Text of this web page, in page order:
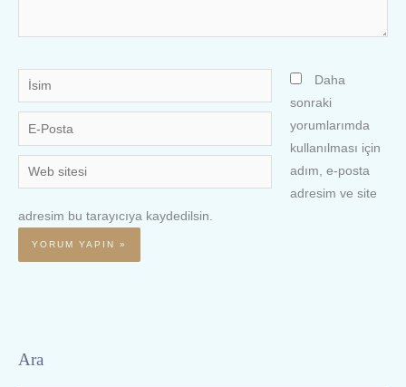
İsim
E-
Posta
Web
sitesi
Daha
sonraki
yorumlarımda
kullanılması için
adım, e-posta
adresim ve site
adresim bu tarayıcıya kaydedilsin.
Ara